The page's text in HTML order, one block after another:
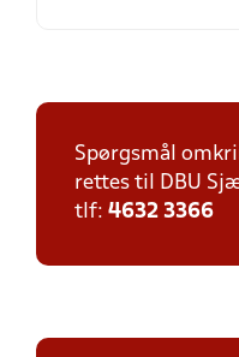
Spørgsmål
rettes til DBU
tlf: 4632 3366